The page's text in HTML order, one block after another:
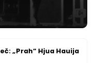
„Prah“ Hjua Hauija